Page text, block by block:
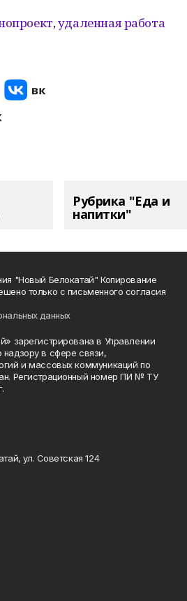
,удаленная работа
Рубрика "Еда и
напитки"
"Новый Белокатай" Копирование
только с письменного согласия
данных
зарегистрирована в Управлении
в сфере связи,
и массовых коммуникаций по
Регистрационный номер ПИ № ТУ
ул. Советская 124